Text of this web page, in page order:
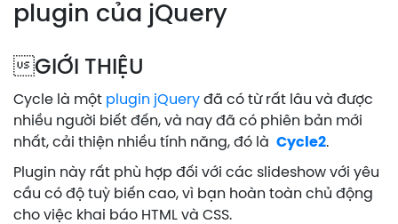
plugin của jQuery
GIỚI THIỆU
Cycle là một plugin jQuery đã có từ rất lâu và được
nhiều người biết đến, và nay đã có phiên bản mới
nhất, cải thiện nhiều tính năng, đó là Cycle2.
Plugin này rất phù hợp đối với các slideshow với yêu
cầu có độ tuỳ biến cao, vì bạn hoàn toàn chủ động
cho việc khai báo HTML và CSS.